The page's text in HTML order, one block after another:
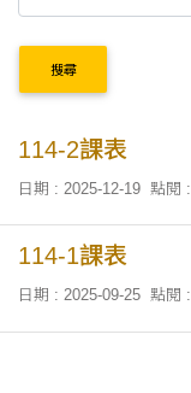
搜尋
114-2課表
日期 : 2025-12-19 點閱 :
114-1課表
日期 : 2025-09-25 點閱 :